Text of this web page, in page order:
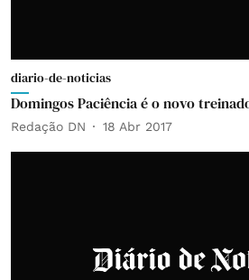
diario-de-noticias
Domingos Paciência é o novo
Redação DN 18 Abr 2017